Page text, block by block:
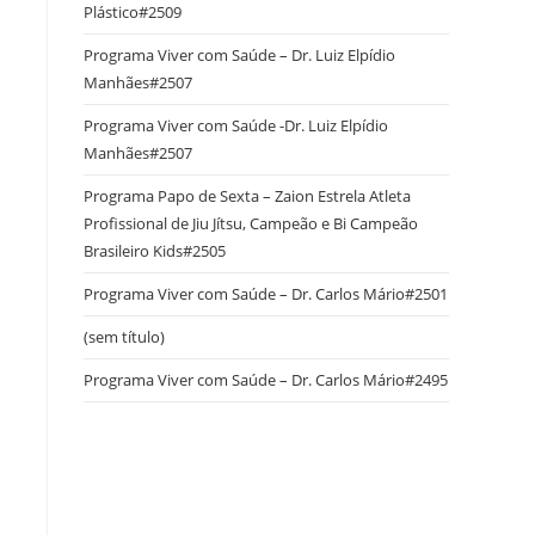
Plástico#2509
Programa Viver com Saúde – Dr. Luiz Elpídio
Manhães#2507
Programa Viver com Saúde -Dr. Luiz Elpídio
Manhães#2507
Programa Papo de Sexta – Zaion Estrela Atleta
Profissional de Jiu Jítsu, Campeão e Bi Campeão
Brasileiro Kids#2505
Programa Viver com Saúde – Dr. Carlos Mário#2501
(sem título)
Programa Viver com Saúde – Dr. Carlos Mário#2495